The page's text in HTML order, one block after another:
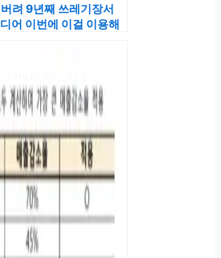
려 9년째 쓰레기장서
어 이번에 이걸 이용해